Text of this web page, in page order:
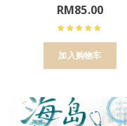
RM85.00
加入购物车